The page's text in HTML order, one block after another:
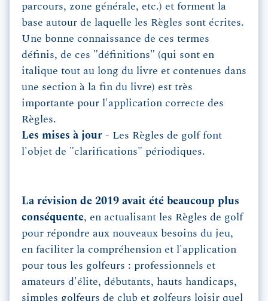
parcours, zone générale, etc.) et forment la
base autour de laquelle les Règles sont écrites.
Une bonne connaissance de ces termes
définis, de ces "définitions" (qui sont en
italique tout au long du livre et contenues dans
une section à la fin du livre) est très
importante pour l'application correcte des
Règles.
Les mises à jour - Les Règles de golf font
l'objet de "clarifications" périodiques.
La révision de 2019 avait été beaucoup plus
conséquente, en actualisant les Règles de golf
pour répondre aux nouveaux besoins du jeu,
en faciliter la compréhension et l'application
pour tous les golfeurs : professionnels et
amateurs d'élite, débutants, hauts handicaps,
simples golfeurs de club et golfeurs loisir quel